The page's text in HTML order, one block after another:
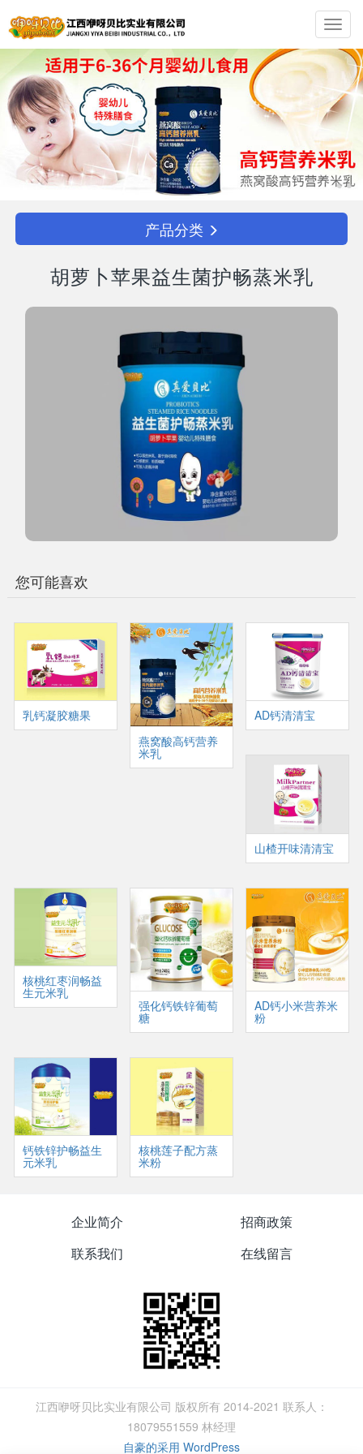
产品分类
胡萝卜苹果益生菌护畅蒸米乳
您可能喜欢
乳钙凝胶糖果
燕窝酸高钙营养
米乳
AD钙清清宝
山楂开味清清宝
核桃红枣润畅益
生元米乳
强化钙铁锌葡萄
糖
AD钙小米营养米
粉
钙铁锌护畅益生
元米乳
核桃莲子配方蒸
米粉
企业简介
招商政策
联系我们
在线留言
江西咿呀贝比实业有限公司 版权所有 2014-2021 联系人：
18079551559 林经理
自豪的采用 WordPress